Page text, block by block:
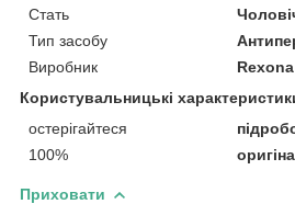
Стать
Тип засобу
Виробник
Rexona
Користувальницькі
остерігайтеся
100%
Приховати